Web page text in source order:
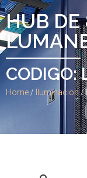
HUB DE
Home / Iluminacion/